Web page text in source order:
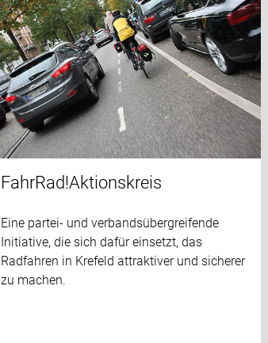
FahrRad!Aktionskreis
Eine partei- und verbandsübergreifende
Initiative, die sich dafür einsetzt, das
Radfahren in Krefeld attraktiver und sicherer
zu machen.